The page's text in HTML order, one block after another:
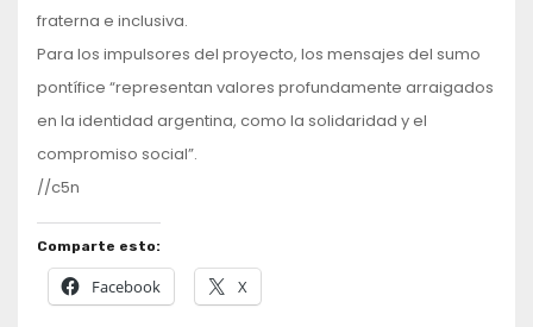
fraterna e inclusiva.
Para los impulsores del proyecto, los mensajes del sumo
pontífice “representan valores profundamente arraigados
en la identidad argentina, como la solidaridad y el
compromiso social”.
//c5n
Comparte esto:
Facebook X